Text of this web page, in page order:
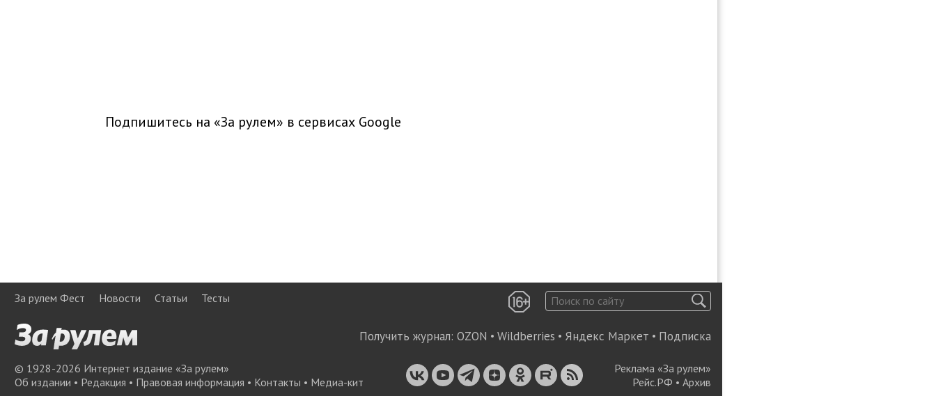
Подпишитесь на «За рулем» в сервисах Google
За рулем Фест Новости Статьи Тесты
Получить журнал: OZON • Wildberries • Яндекс Маркет • Подписка
© 1928-2026 Интернет издание «За рулем»
Об издании • Редакция • Правовая информация • Контакты • Медиа-кит
Реклама «За рулем»
Рейс.РФ • Архив